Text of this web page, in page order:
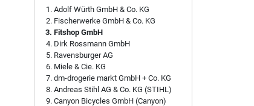
Adolf Würth GmbH & Co. KG
Fischerwerke GmbH & Co. KG
Fitshop GmbH
Dirk Rossmann GmbH
Ravensburger AG
Miele & Cie. KG
dm-drogerie markt GmbH + Co. KG
Andreas Stihl AG & Co. KG (STIHL)
Canyon Bicycles GmbH (Canyon)